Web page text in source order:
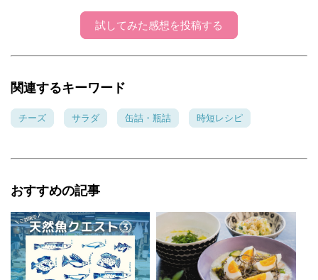
試してみた感想を投稿する
関連するキーワード
チーズ サラダ 缶詰・瓶詰 時短レシピ
おすすめの記事